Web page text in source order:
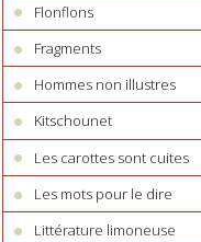
Flonflons
Fragments
Hommes non illustres
Kitschounet
Les carottes sont cuites
Les mots pour le dire
Littérature limoneuse